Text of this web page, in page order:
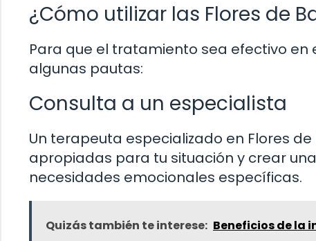
¿Cómo utilizar las Flores de
Para que el tratamiento sea efectivo
algunas pautas:
Consulta a un especialista
Un terapeuta especializado en Flores
apropiadas para tu situación y crear
necesidades emocionales específicas.
Quizás también te interese: Beneficios de la